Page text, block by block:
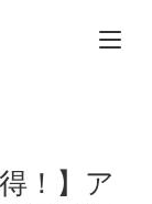
！】ア